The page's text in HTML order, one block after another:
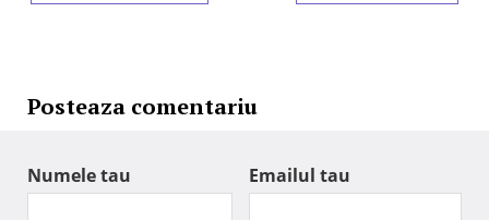
Posteaza comentariu
Numele tau Emailul tau